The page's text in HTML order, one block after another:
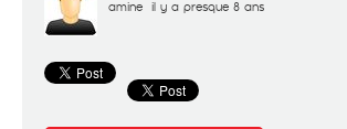
amine il y a presque 8 ans